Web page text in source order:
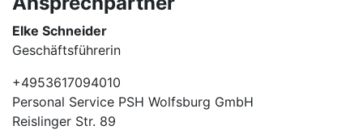
Elke Schneider
Geschäftsführerin
+4953617094010
Personal Service PSH Wolfsburg GmbH
Reislinger Str. 89